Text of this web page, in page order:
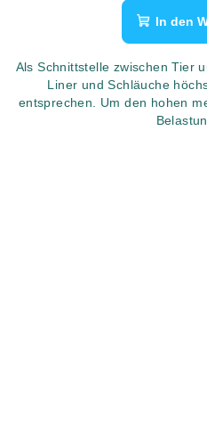
In den
Als Schnittstelle zwischen Tier
Liner und Schläuche
entsprechen. Um den hohen